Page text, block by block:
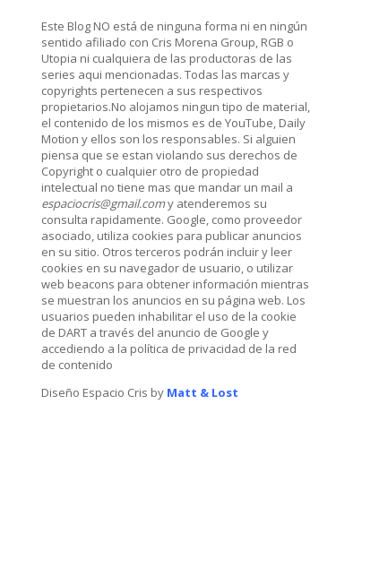
Este Blog NO está de ninguna forma ni en ningún
sentido afiliado con Cris Morena Group, RGB o
Utopia ni cualquiera de las productoras de las
series aqui mencionadas. Todas las marcas y
copyrights pertenecen a sus respectivos
propietarios.No alojamos ningun tipo de material,
el contenido de los mismos es de YouTube, Daily
Motion y ellos son los responsables. Si alguien
piensa que se estan violando sus derechos de
Copyright o cualquier otro de propiedad
intelectual no tiene mas que mandar un mail a
espaciocris@gmail.comy atenderemos su
consulta rapidamente. Google, como proveedor
asociado, utiliza cookies para publicar anuncios
en su sitio. Otros terceros podrán incluir y leer
cookies en su navegador de usuario, o utilizar
web beacons para obtener información mientras
se muestran los anuncios en su página web. Los
usuarios pueden inhabilitar el uso de la cookie
de DART a través del anuncio de Google y
accediendo a la política de privacidad de la red
de contenido
Diseño Espacio Cris by Matt & Lost